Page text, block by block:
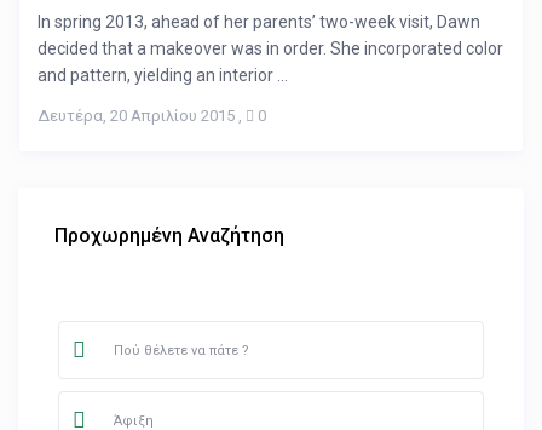
In spring 2013, ahead of her parents’ two-week visit, Dawn
decided that a makeover was in order. She incorporated color
and pattern, yielding an interior ...
Δευτέρα, 20 Απριλίου 2015 , 0
Προχωρημένη Αναζήτηση